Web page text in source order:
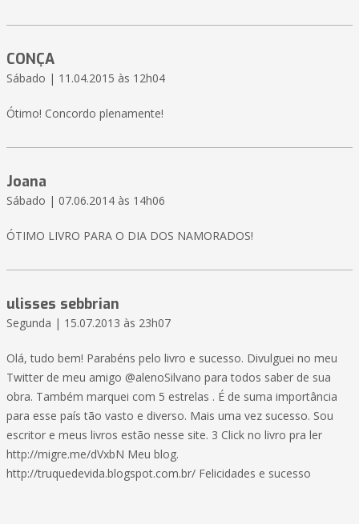
CONÇA
Sábado | 11.04.2015 às 12h04
Ótimo! Concordo plenamente!
Joana
Sábado | 07.06.2014 às 14h06
ÓTIMO LIVRO PARA O DIA DOS NAMORADOS!
ulisses sebbrian
Segunda | 15.07.2013 às 23h07
Olá, tudo bem! Parabéns pelo livro e sucesso. Divulguei no meu
Twitter de meu amigo @alenoSilvano para todos saber de sua
obra. Também marquei com 5 estrelas . É de suma importância
para esse país tão vasto e diverso. Mais uma vez sucesso. Sou
escritor e meus livros estão nesse site. 3 Click no livro pra ler
http://migre.me/dVxbN Meu blog.
http://truquedevida.blogspot.com.br/ Felicidades e sucesso